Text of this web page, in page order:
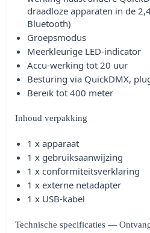
draadloze apparaten in de
Bluetooth)
Groepsmodus
Meerkleurige LED-indicator
Accu-werking tot 20 uur
Besturing via QuickDMX,
Bereik tot 400 meter
Inhoud verpakking
1 x apparaat
1 x gebruiksaanwijzing
1 x conformiteitsverklaring
1 x externe netadapter
1 x USB-kabel
Technische specificaties —